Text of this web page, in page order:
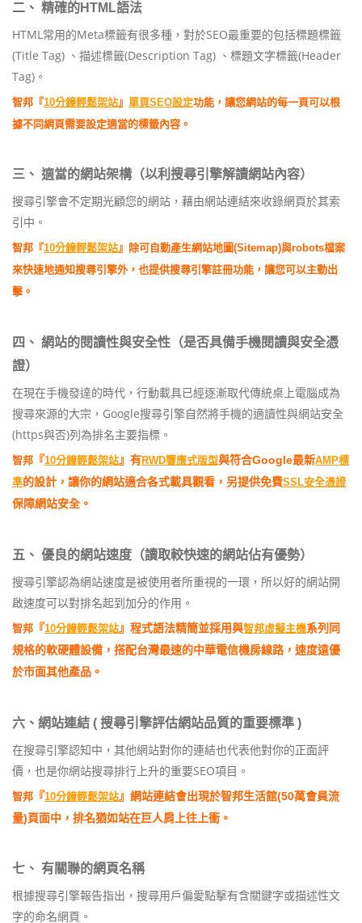
二、 精確的HTML語法
HTML常用的Meta標籤有很多種，對於SEO最重要的包括標題標籤
(Title Tag) 、描述標籤(Description Tag) 、標題文字標籤(Header
Tag)。
智邦『10分鐘輕鬆架站 』 單頁SEO設定功能，讓您網站的每一頁可以根
據不同網頁需要設定適當的標籤內容。
三、 適當的網站架構（以利搜尋引擎解讀網站內容）
搜尋引擎會不定期光顧您的網站，藉由網站連結來收錄網頁於其索
引中。
智邦『10分鐘輕鬆架站 』除可自動產生網站地圖(Sitemap)與robots檔案
來快速地通知搜尋引擎外，也提供搜尋引擎註冊功能，讓您可以主動出
擊。
四、 網站的閱讀性與安全性（是否具備手機閱讀與安全憑
證）
在現在手機發達的時代，行動載具已經逐漸取代傳統桌上電腦成為
搜尋來源的大宗，Google搜尋引擎自然將手機的適讀性與網站安全
(https與否)列為排名主要指標。
智邦 『10分鐘輕鬆架站 』有RWD響應式版型與符合Google最新AMP標
準的設計，讓你的網站適合各式載具觀看，另提供免費SSL安全憑證
保障網站安全。
五、 優良的網站速度（讀取較快速的網站佔有優勢）
搜尋引擎認為網站速度是被使用者所重視的一環，所以好的網站開
啟速度可以對排名起到加分的作用。
智邦 『10分鐘輕鬆架站 』程式語法精簡並採用與智邦虛擬主機系列同
規格的軟硬體設備，搭配台灣最速的中華電信機房線路，速度遠優
於市面其他產品。
六、網站連結 ( 搜尋引擎評估網站品質的重要標準 )
在搜尋引擎認知中，其他網站對你的連結也代表他對你的正面評
價，也是你網站搜尋排行上升的重要SEO項目。
智邦 『10分鐘輕鬆架站 』網站連結會出現於智邦生活館(50萬會員流
量)頁面中，排名猶如站在巨人肩上往上衝。
七、 有關聯的網頁名稱
根據搜尋引擎報告指出，搜尋用戶偏愛點擊有含關鍵字或描述性文
字的命名網頁。